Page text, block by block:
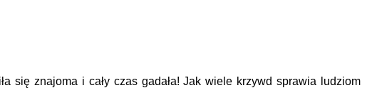
znajoma i cały czas gadała! Jak wiele krzywd sprawia ludziom